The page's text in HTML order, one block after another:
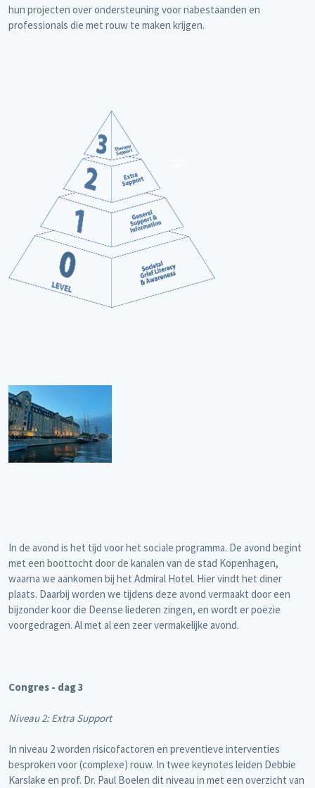
hun projecten over ondersteuning voor nabestaanden en
professionals die met rouw te maken krijgen.
In de avond is het tijd voor het sociale programma. De avond begint
met een boottocht door de kanalen van de stad Kopenhagen,
waarna we aankomen bij het Admiral Hotel. Hier vindt het diner
plaats. Daarbij worden we tijdens deze avond vermaakt door een
bijzonder koor die Deense liederen zingen, en wordt er poëzie
voorgedragen. Al met al een zeer vermakelijke avond.
Congres - dag 3
Niveau 2: Extra Support
In niveau 2 worden risicofactoren en preventieve interventies
besproken voor (complexe) rouw. In twee keynotes leiden Debbie
Karslake en prof. Dr. Paul Boelen dit niveau in met een overzicht van